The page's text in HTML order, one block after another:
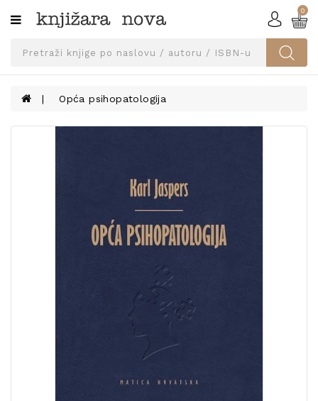
Kategorije
SVEUČILIŠNA
UDŽBENICI
KNJIGE
0
Opća psihopatologija